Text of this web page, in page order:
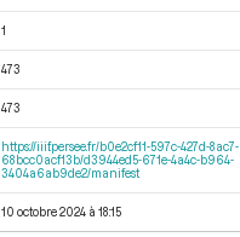
1
473
473
https://iiif.persee.fr/b0e2cf11-597c-427d-8ac7-
68bcc0acf13b/d3944ed5-671e-4a4c-b964-
3404a6ab9de2/manifest
10 octobre 2024 à 18:15